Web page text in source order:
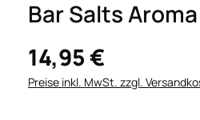
Bar Salts
14,95 €
Preise inkl. MwSt. zzgl.